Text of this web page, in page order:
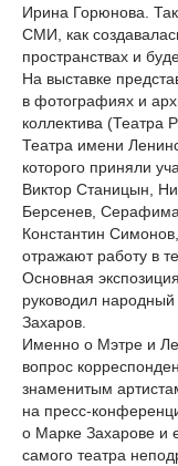
Ирина Горюнова.
СМИ, как
пространствах и
На выставке
в фотографиях и
коллектива (Театра
Театра имени
которого приняли
Виктор Станицын,
Берсенев,
Константин
отражают работу в
Основная
руководил
Захаров.
Именно о Мэтре и
вопрос
знаменитым
на пресс-
о Марке Захарове и
самого театра